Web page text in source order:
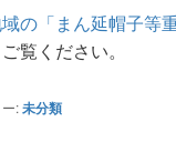
の「まん延帽子等
覧ください。
:未分類